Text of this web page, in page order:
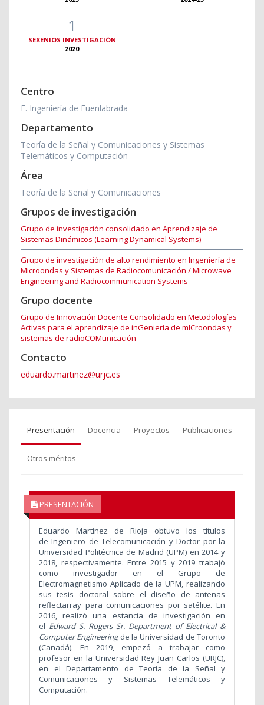
1
SEXENIOS INVESTIGACIÓN
2020
Centro
E. Ingeniería de Fuenlabrada
Departamento
Teoría de la Señal y Comunicaciones y Sistemas
Telemáticos y Computación
Área
Teoría de la Señal y Comunicaciones
Grupos de investigación
Grupo de investigación consolidado en Aprendizaje de
Sistemas Dinámicos (Learning Dynamical Systems)
Grupo de investigación de alto rendimiento en Ingeniería de
Microondas y Sistemas de Radiocomunicación / Microwave
Engineering and Radiocommunication Systems
Grupo docente
Grupo de Innovación Docente Consolidado en Metodologías
Activas para el aprendizaje de inGeniería de mICroondas y
sistemas de radioCOMunicación
Contacto
eduardo.martinez@urjc.es
Presentación Docencia Proyectos Publicaciones
Otros méritos
PRESENTACIÓN
Eduardo Martínez de Rioja obtuvo los títulos
de Ingeniero de Telecomunicación y Doctor por la
Universidad Politécnica de Madrid (UPM) en 2014 y
2018, respectivamente. Entre 2015 y 2019 trabajó
como investigador en el Grupo de
Electromagnetismo Aplicado de la UPM, realizando
sus tesis doctoral sobre el diseño de antenas
reflectarray para comunicaciones por satélite. En
2016, realizó una estancia de investigación en
el Edward S. Rogers Sr. Department of Electrical &
Computer Engineeringde laUniversidad de Toronto
(Canadá). En 2019, empezó a trabajar como
profesor en la Universidad Rey Juan Carlos (URJC),
en el Departamento de Teoría de la Señal y
Comunicaciones y Sistemas Telemáticos y
Computación.